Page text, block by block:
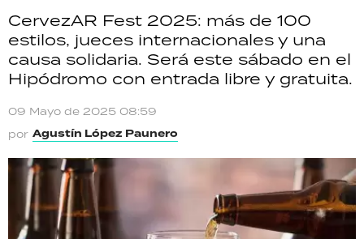
CervezAR Fest 2025: más de 100
estilos, jueces internacionales y una
causa solidaria. Será este sábado en el
Hipódromo con entrada libre y gratuita.
09 Mayo de 2025 08:59
por Agustín López Paunero
SALUD
DEPORTES
TECNOLOGÍA
RECETAS
PALABRAS
HORÓSCOPO